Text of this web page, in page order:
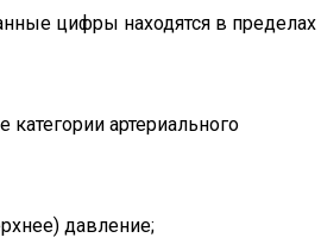
цифры находятся в пределах
артериального
давление;